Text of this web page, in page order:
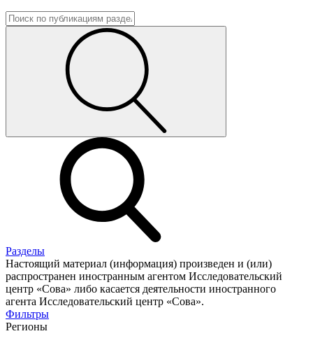
Разделы
Настоящий материал (информация) произведен и (или)
распространен иностранным агентом Исследовательский
центр «Сова» либо касается деятельности иностранного
агента Исследовательский центр «Сова».
Фильтры
Регионы